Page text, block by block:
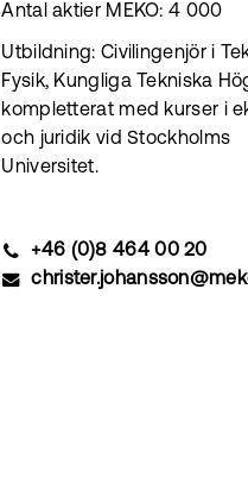
Antal aktier MEKO: 4 000
Utbildning: Civilingenjör i
Fysik, Kungliga Tekniska
kompletterat med kurser i
och juridik vid Stockholms
Universitet.
+46 (0)8 464 00 20